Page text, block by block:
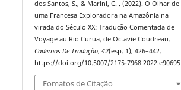
dos Santos, S., & Marini, C. . (2022). O Olhar de
uma Francesa Exploradora na Amazônia na
virada do Século XX: Tradução Comentada de
Voyage au Rio Curua, de Octavie Coudreau.
Cadernos De Tradução,42(esp. 1), 426–442.
https://doi.org/10.5007/2175-7968.2022.e90695
Fomatos de Citação